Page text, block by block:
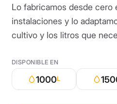
Lo fabricamos desde cero
instalaciones y lo
cultivo y los litros que
DISPONIBLE EN
1000L